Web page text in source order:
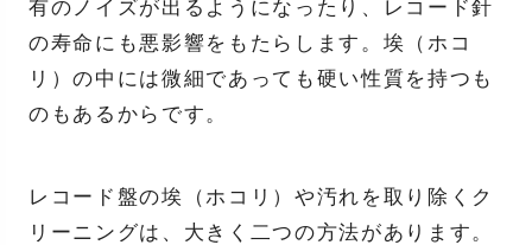
有のノイズが出るようになったり、レコード針
の寿命にも悪影響をもたらします。埃（ホコ
リ）の中には微細であっても硬い性質を持つも
のもあるからです。
レコード盤の埃（ホコリ）や汚れを取り除くク
リーニングは、大きく二つの方法があります。